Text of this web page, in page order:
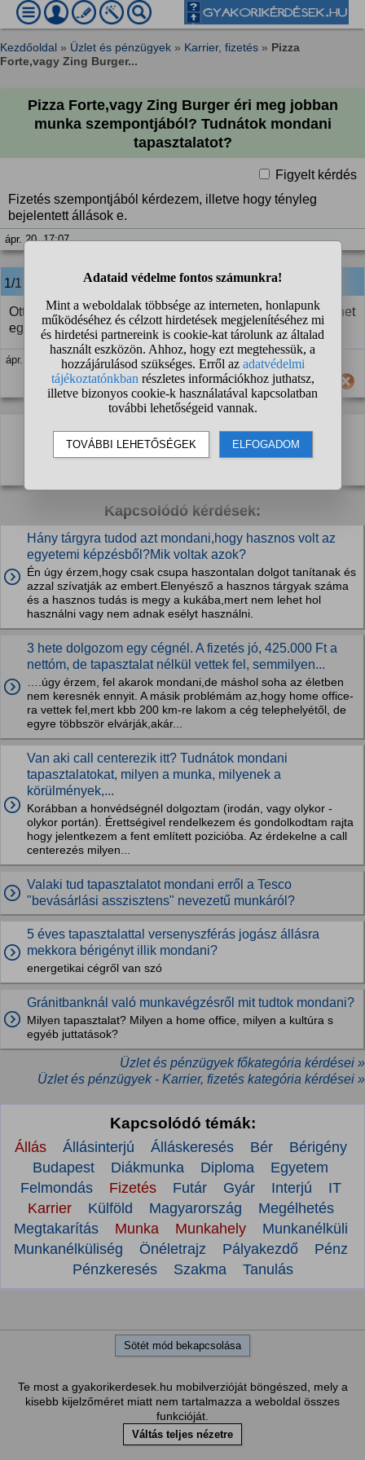
Kezdőoldal » Üzlet és pénzügyek » Karrier, fizetés » Pizza
Forte,vagy Zing Burger...
Pizza Forte,vagy Zing Burger éri meg jobban
munka szempontjából? Tudnátok mondani
tapasztalatot?
Figyelt kérdés
Fizetés szempontjából kérdezem, illetve hogy tényleg
bejelentett állások e.
ápr. 20. 17:07
1/1 válasza:
Ott inkább kajálni éri meg, imádom mindkettőt. De nem lehet
egy álommeló. Miért ne lenne bejelentett?
ápr. 21. 22:50
Hasznos számodra ez a válasz?
Kapcsolódó kérdések:
Hány tárgyra tudod azt mondani,hogy hasznos volt az
egyetemi képzésből?Mik voltak azok?
Én úgy érzem,hogy csak csupa haszontalan dolgot tanítanak és
azzal szívatják az embert.Elenyésző a hasznos tárgyak száma
és a hasznos tudás is megy a kukába,mert nem lehet hol
használni vagy nem adnak esélyt használni.
3 hete dolgozom egy cégnél. A fizetés jó, 425.000 Ft a
nettóm, de tapasztalat nélkül vettek fel, semmilyen...
….úgy érzem, fel akarok mondani,de máshol soha az életben
nem keresnék ennyit. A másik problémám az,hogy home office-
ra vettek fel,mert kbb 200 km-re lakom a cég telephelyétől, de
egyre többször elvárják,akár...
Van aki call centerezik itt? Tudnátok mondani
tapasztalatokat, milyen a munka, milyenek a
körülmények,...
Korábban a honvédségnél dolgoztam (irodán, vagy olykor -
olykor portán). Érettségivel rendelkezem és gondolkodtam rajta
hogy jelentkezem a fent említett pozicióba. Az érdekelne a call
centerezés milyen...
Valaki tud tapasztalatot mondani erről a Tesco
"bevásárlási asszisztens" nevezetű munkáról?
5 éves tapasztalattal versenyszférás jogász állásra
mekkora bérigényt illik mondani?
energetikai cégről van szó
Gránitbanknál való munkavégzésről mit tudtok mondani?
Milyen tapasztalat? Milyen a home office, milyen a kultúra s
egyéb juttatások?
Üzlet és pénzügyek főkategória kérdései »
Üzlet és pénzügyek - Karrier, fizetés kategória kérdései »
Kapcsolódó témák:
Állás Állásinterjú Álláskeresés Bér
Bérigény
Budapest
Diákmunka Diploma
Egyetem
Felmondás
Fizetés Futár Gyár Interjú
IT
Karrier
Külföld Magyarország
Megélhetés
Megtakarítás
Munka Munkahely
Munkanélküli
Munkanélküliség
Önéletrajz Pályakezdő
Pénz
Pénzkeresés
Szakma Tanulás
Sötét mód bekapcsolása
Te most a gyakorikerdesek.hu mobilverzióját böngészed, mely a
kisebb kijelzőméret miatt nem tartalmazza a weboldal összes
funkcióját.
Váltás teljes nézetre